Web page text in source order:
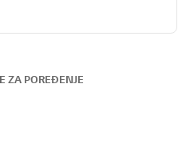
ZA POREĐENJE